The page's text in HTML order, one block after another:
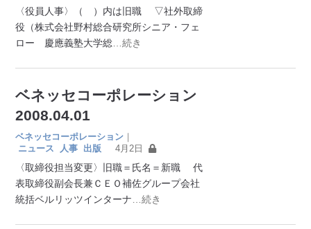
〈役員人事〉（ ）内は旧職 ▽社外取締
役（株式会社野村総合研究所シニア・フェ
ロー 慶應義塾大学総 …続き
ベネッセコーポレーション
2008.04.01
ベネッセコーポレーション ｜
ニュース
人事 出版 4月2日
〈取締役担当変更〉旧職＝氏名＝新職 代
表取締役副会長兼ＣＥＯ補佐グループ会社
統括ベルリッツインターナ …続き